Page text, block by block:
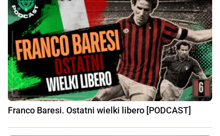
Franco Baresi. Ostatni wielki libero [PODCAST]